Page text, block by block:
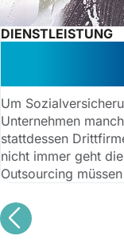
DIENSTLEISTUNG
Um
Unternehmen
stattdessen
nicht immer geht
Outsourcing